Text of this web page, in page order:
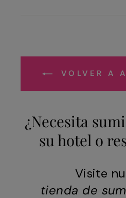
VOLVER A
¿Necesita
su hotel o
Visite
tienda de